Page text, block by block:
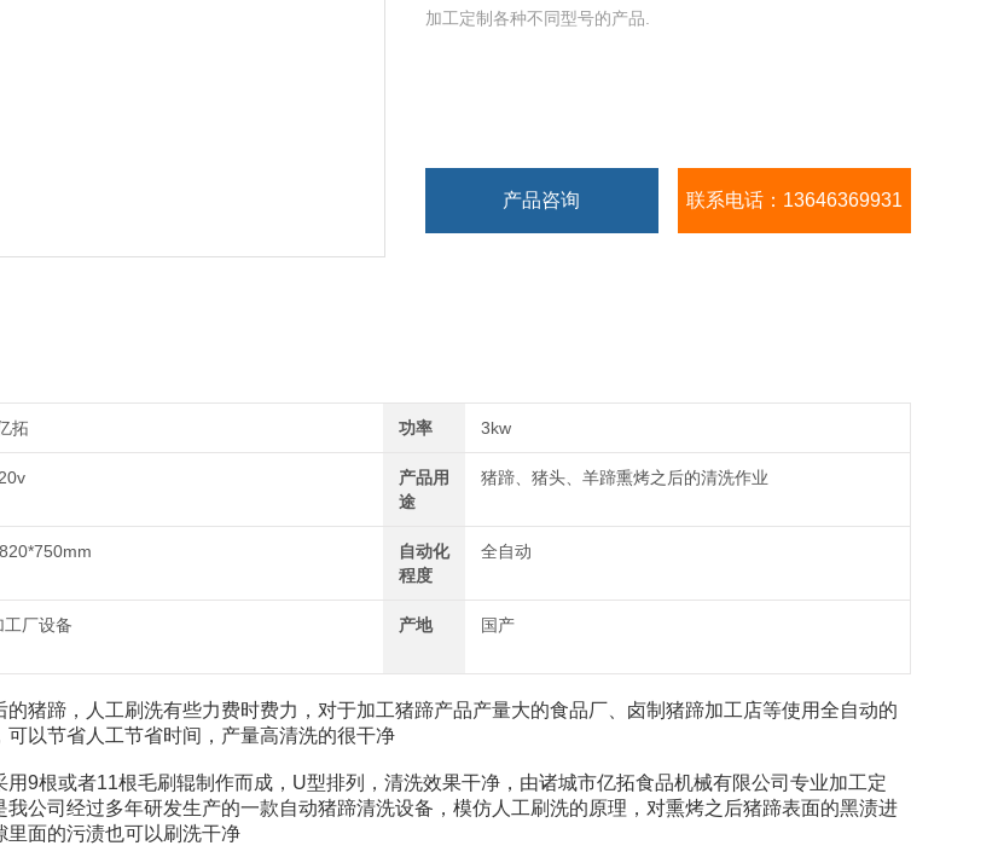
加工定制各种不同型号的产品.
产品咨询 联系电话：13646369931
拓 功率 3kw
产品用
途
猪蹄、猪头、羊蹄熏烤之后的清洗作业
自动化
程度
全自动
工厂设备 产地 国产
蹄，人工刷洗有些力费时费力，对于加工猪蹄产品产量大的食品厂、卤制猪蹄加工店等使用全自动的
可以节省人工节省时间，产量高清洗的很干净
根或者11根毛刷辊制作而成，U型排列，清洗效果干净，由诸城市亿拓食品机械有限公司专业加工定
我公司经过多年研发生产的一款自动猪蹄清洗设备，模仿人工刷洗的原理，对熏烤之后猪蹄表面的黑渍进
里面的污渍也可以刷洗干净